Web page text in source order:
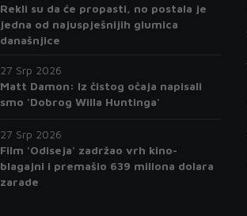
Rekli su da će propasti, no postala je
jedna od najuspješnijih glumica
današnjice
27 Srp 2026
Matt Damon: Iz čistog očaja napisali
smo 'Dobrog Willa Huntinga'
27 Srp 2026
Film 'Odiseja' zadržao vrh kino-
blagajni i premašio 639 miliona dolara
zarade